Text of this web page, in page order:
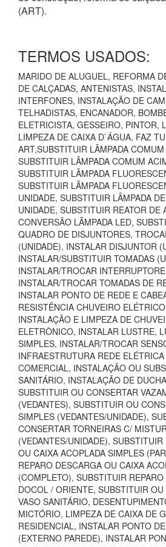
(ART).
TERMOS USADOS:
MARIDO DE ALUGUEL, REFORMA
DE CALÇADAS, ANTENISTAS,
INTERFONES, INSTALAÇÃO DE
TELHADISTAS, ENCANADOR,
ELETRICISTA, GESSEIRO, PINTOR,
LIMPEZA DE CAIXA D`ÁGUA, FAZ
ART,SUBSTITUIR LÂMPADA
SUBSTITUIR LÂMPADA COMUM
SUBSTITUIR LÂMPADA
SUBSTITUIR LÂMPADA
UNIDADE, SUBSTITUIR LÂMPADA
UNIDADE, SUBSTITUIR REATOR DE
CONVERSÃO LÂMPADA LED,
QUADRO DE DISJUNTORES,
(UNIDADE), INSTALAR DISJUNTOR
INSTALAR/SUBSTITUIR TOMADAS
INSTALAR/TROCAR
INSTALAR/TROCAR TOMADAS DE
INSTALAR PONTO DE REDE E
RESISTÊNCIA CHUVEIRO
INSTALAÇÃO E LIMPEZA DE
ELETRÔNICO, INSTALAR LUSTRE,
SIMPLES, INSTALAR/TROCAR
INFRAESTRUTURA REDE
COMERCIAL, INSTALAÇÃO OU
SANITÁRIO, INSTALAÇÃO DE
SUBSTITUIR OU CONSERTAR
(VEDANTES), SUBSTITUIR OU
SIMPLES (VEDANTES/UNIDADE),
CONSERTAR TORNEIRAS C/
(VEDANTES/UNIDADE),
OU CAIXA ACOPLADA SIMPLES
REPARO DESCARGA OU CAIXA
(COMPLETO), SUBSTITUIR
DOCOL / ORIENTE, SUBSTITUIR
VASO SANITÁRIO,
MICTÓRIO, LIMPEZA DE CAIXA DE
RESIDENCIAL, INSTALAR PONTO
(EXTERNO PAREDE), INSTALAR